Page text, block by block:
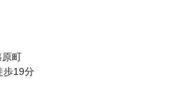
原町
歩19分